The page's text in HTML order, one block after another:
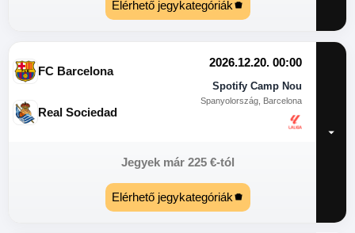
Elérhető jegykategóriák
FC Barcelona
2026.12.20. 00:00
Spotify Camp Nou
Spanyolország, Barcelona
Real Sociedad
Jegyek már 225 €-tól
Elérhető jegykategóriák